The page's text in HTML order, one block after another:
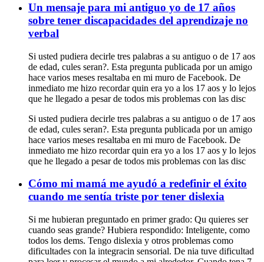
Un mensaje para mi antiguo yo de 17 años
sobre tener discapacidades del aprendizaje no
verbal
Si usted pudiera decirle tres palabras a su antiguo o de 17 aos
de edad, cules seran?. Esta pregunta publicada por un amigo
hace varios meses resaltaba en mi muro de Facebook. De
inmediato me hizo recordar quin era yo a los 17 aos y lo lejos
que he llegado a pesar de todos mis problemas con las disc
Si usted pudiera decirle tres palabras a su antiguo o de 17 aos
de edad, cules seran?. Esta pregunta publicada por un amigo
hace varios meses resaltaba en mi muro de Facebook. De
inmediato me hizo recordar quin era yo a los 17 aos y lo lejos
que he llegado a pesar de todos mis problemas con las disc
Cómo mi mamá me ayudó a redefinir el éxito
cuando me sentía triste por tener dislexia
Si me hubieran preguntado en primer grado: Qu quieres ser
cuando seas grande? Hubiera respondido: Inteligente, como
todos los dems. Tengo dislexia y otros problemas como
dificultades con la integracin sensorial. De nia tuve dificultad